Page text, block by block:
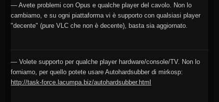
— Avete problemi con Opus e qualche player del cavolo. Non lo
cambiamo, e su ogni piattaforma vi è supporto con qualsiasi player
"decente" (pure VLC che non è decente), basta sia aggiornato.
— Volete supporto per qualche player hardware/console/TV. Non lo
forniamo, per quello potete usare Autohardsubber di mirkosp:
http://task-force.lacumpa.biz/autohardsubber.html